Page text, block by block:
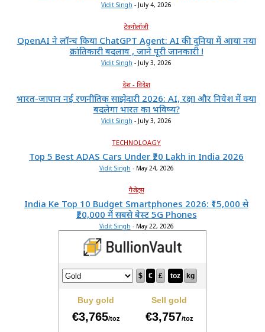
Vidit Singh - July 4, 2026
टेक्नोलॉजी
OpenAI ने लॉन्च किया ChatGPT Agent: AI की दुनिया में आया नया
क्रांतिकारी बदलाव , जाने पूरी जानकारी !
Vidit Singh - July 3, 2026
देश - विदेश
भारत-जापान नई रणनीतिक साझेदारी 2026: AI, रक्षा और निवेश में क्या
बदलेगा भारत का भविष्य?
Vidit Singh - July 3, 2026
TECHNOLOAGY
Top 5 Best ADAS Cars Under ₹20 Lakh in India 2026
Vidit Singh - May 24, 2026
गैजेट्स
India Ke Top 10 Budget Smartphones 2026: ₹15,000 से
₹20,000 में सबसे बेस्ट 5G Phones
Vidit Singh - May 22, 2026